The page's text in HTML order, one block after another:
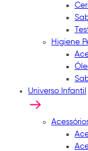
Higiene
Universo Infantil